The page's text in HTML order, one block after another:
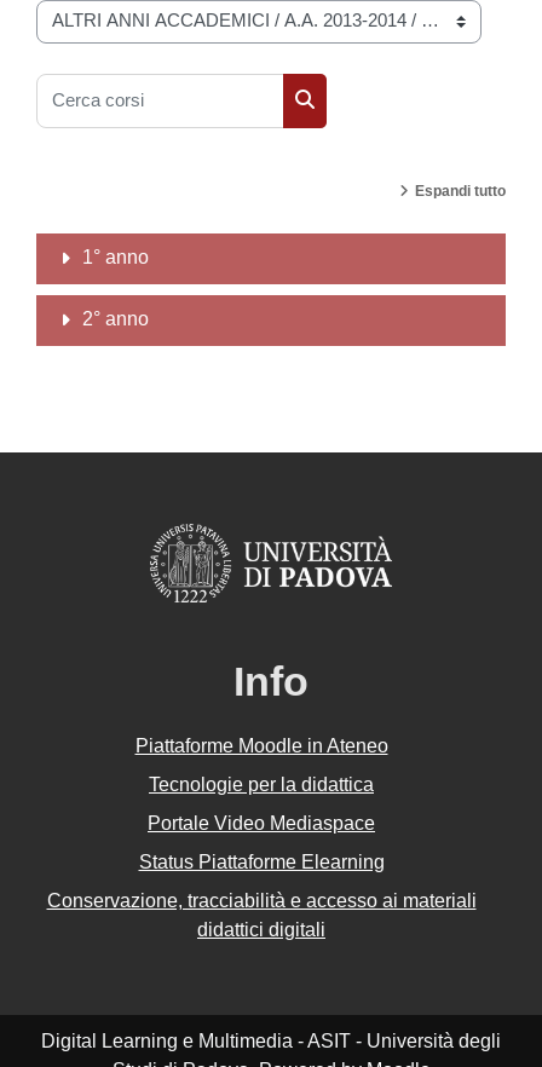
Categorie di corso
Cerca corsi
Cerca corsi
Espandi tutto
1° anno
2° anno
Info
Piattaforme Moodle in Ateneo
Tecnologie per la didattica
Portale Video Mediaspace
Status Piattaforme Elearning
Conservazione, tracciabilità e accesso ai materiali
didattici digitali
Digital Learning e Multimedia - ASIT - Università degli